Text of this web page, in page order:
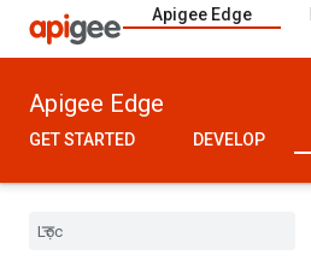
Apigee Edge
Apigee Edge
GET STARTED DEVELOP